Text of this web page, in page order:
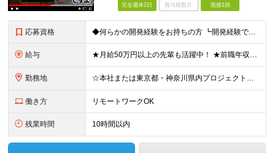
完全週休2日 賞与複数月 面接1回
応募資格 ◆何らかの開発経験をお持ちの方 ┗開発経験ではなく、運用・保守経験があるという方も、お気軽にご応募ください！ ┗ブランク・転職回数は不問です！ ┗ネガティブな応募理由も歓迎です！ ※学歴不問 ☆活か
給与 ★月給50万円以上の先輩も活躍中！ ★前職年収から80万円以上UP保証 月給35万円～ ※月給には固定残業代を含む(月20時間分/2万6000円～/超過分別途支給） ※残業がなくても上記支給(基本残
勤務地 ☆本社または東京都・神奈川県内プロジェクト先での勤務となります ☆リモートワークOKの案件も多数あります(応相談) ☆転居を伴う転勤はありません ☆九州地方、北陸地方、北海道からの転職者も多数在籍！/
働き方 リモートワークOK
残業時間 10時間以内